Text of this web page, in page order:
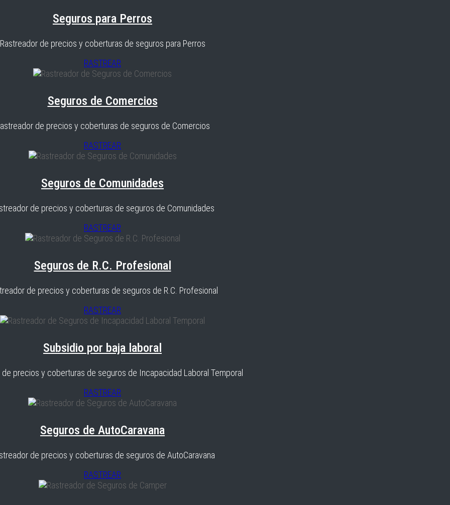
Seguros para Perros
Rastreador de precios y coberturas de seguros para Perros
RASTREAR
Seguros de Comercios
de precios y coberturas de seguros de Comercios
RASTREAR
Seguros de Comunidades
de precios y coberturas de seguros de Comunidades
RASTREAR
Seguros de R.C. Profesional
de precios y coberturas de seguros de R.C. Profesional
RASTREAR
Subsidio por baja laboral
precios y coberturas de seguros de Incapacidad Laboral Temporal
RASTREAR
Seguros de AutoCaravana
de precios y coberturas de seguros de AutoCaravana
RASTREAR